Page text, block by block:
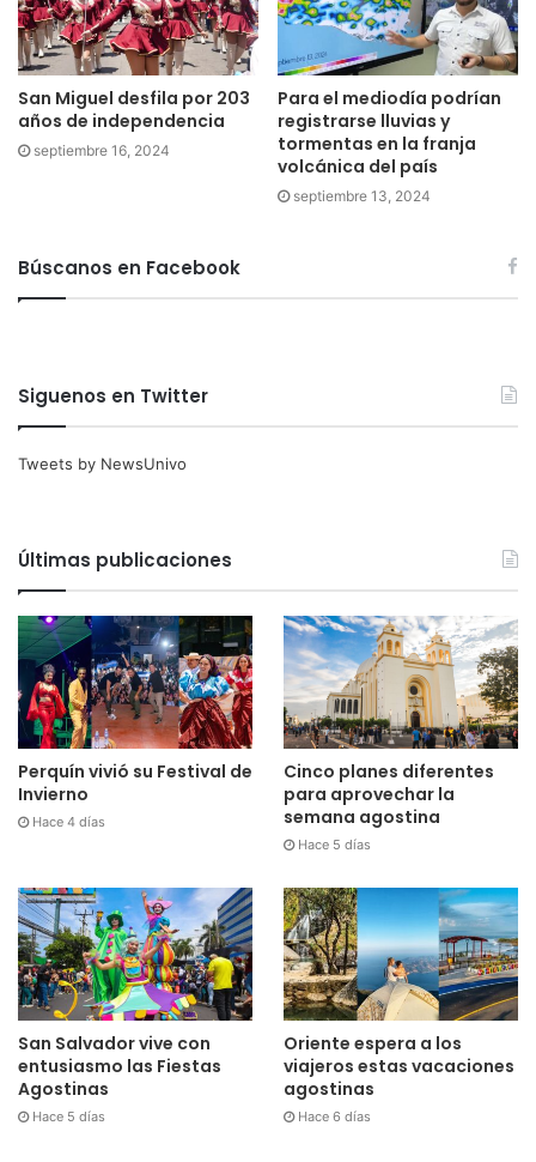
San Miguel desfila por 203
años de independencia
septiembre 16, 2024
Para el mediodía podrían
registrarse lluvias y
tormentas en la franja
volcánica del país
septiembre 13, 2024
Búscanos en Facebook
Siguenos en Twitter
Tweets by NewsUnivo
Últimas publicaciones
Perquín vivió su Festival de
Invierno
Hace 4 días
Cinco planes diferentes
para aprovechar la
semana agostina
Hace 5 días
San Salvador vive con
entusiasmo las Fiestas
Agostinas
Hace 5 días
Oriente espera a los
viajeros estas vacaciones
agostinas
Hace 6 días